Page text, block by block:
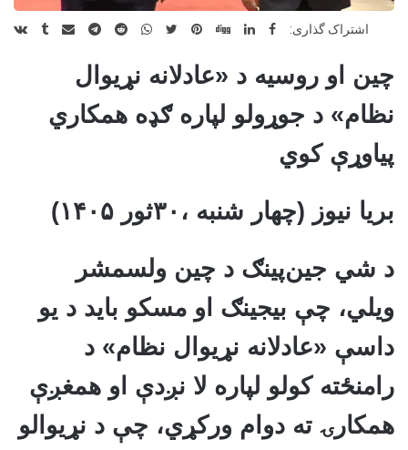
اشتراک گذاری:
چین او روسیه د «عادلانه نړیوال
نظام» د جوړولو لپاره ګډه همکاري
پیاوړې کوي
بریا نیوز (چهار شنبه ،۳۰ثور ۱۴۰۵)
د شي جين‌پينګ د چين ولسمشر
ویلي، چې بیجینګ او مسکو باید د یو
داسې «عادلانه نړیوال نظام» د
رامنځته کولو لپاره لا نږدې او همغږې
همکارۍ ته دوام ورکړي، چې د نړیوالو